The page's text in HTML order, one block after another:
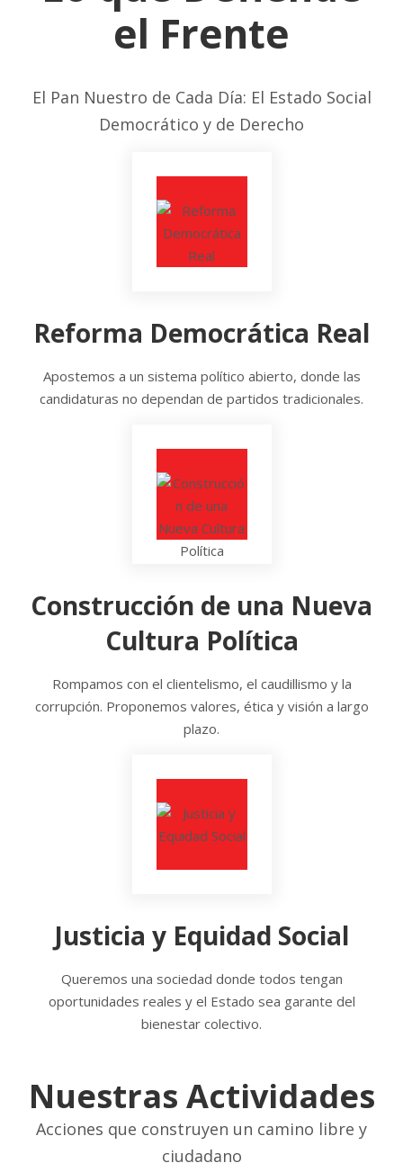
el Frente
El Pan Nuestro de Cada Día: El Estado Social
Democrático y de Derecho
Reforma Democrática Real
Apostemos a un sistema político abierto, donde las
candidaturas no dependan de partidos tradicionales.
Construcción de una Nueva
Cultura Política
Rompamos con el clientelismo, el caudillismo y la
corrupción. Proponemos valores, ética y visión a largo
plazo.
Justicia y Equidad Social
Queremos una sociedad donde todos tengan
oportunidades reales y el Estado sea garante del
bienestar colectivo.
Nuestras Actividades
Acciones que construyen un camino libre y
ciudadano